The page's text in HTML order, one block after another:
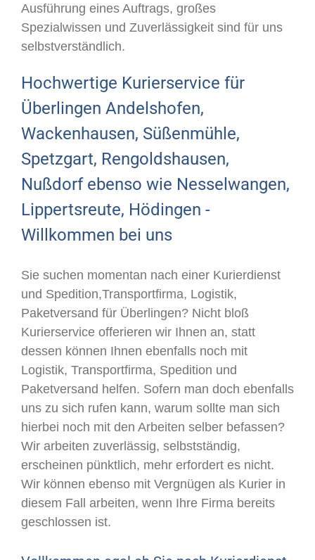
Ausführung eines Auftrags, großes
Spezialwissen und Zuverlässigkeit sind für uns
selbstverständlich.
Hochwertige Kurierservice für
Überlingen Andelshofen,
Wackenhausen, Süßenmühle,
Spetzgart, Rengoldshausen,
Nußdorf ebenso wie Nesselwangen,
Lippertsreute, Hödingen -
Willkommen bei uns
Sie suchen momentan nach einer Kurierdienst
und Spedition,Transportfirma, Logistik,
Paketversand für Überlingen? Nicht bloß
Kurierservice offerieren wir Ihnen an, statt
dessen können Ihnen ebenfalls noch mit
Logistik, Transportfirma, Spedition und
Paketversand helfen. Sofern man doch ebenfalls
uns zu sich rufen kann, warum sollte man sich
hierbei noch mit den Arbeiten selber befassen?
Wir arbeiten zuverlässig, selbstständig,
erscheinen pünktlich, mehr erfordert es nicht.
Wir können ebenso mit Vergnügen als Kurier in
diesem Fall arbeiten, wenn Ihre Firma bereits
geschlossen ist.